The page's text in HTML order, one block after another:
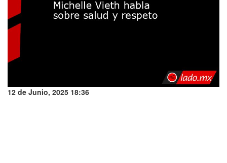
12 de Junio, 2025 18:36